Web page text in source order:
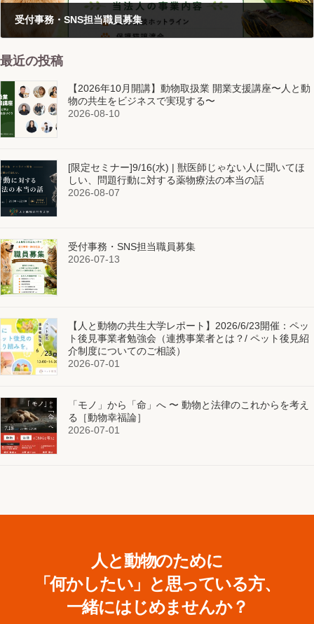
受付事務・SNS担当職員募集
2026-07-13
最近の投稿
【2026年10月開講】動物取扱業 開業支援講座〜人と動
物の共生をビジネスで実現する〜
2026-08-10
[限定セミナー]9/16(水) | 獣医師じゃない人に聞いてほ
しい、問題行動に対する薬物療法の本当の話
2026-08-07
受付事務・SNS担当職員募集
2026-07-13
【人と動物の共生大学レポート】2026/6/23開催：ペッ
ト後見事業者勉強会（連携事業者とは？/ ペット後見紹
介制度についてのご相談）
2026-07-01
「モノ」から「命」へ 〜 動物と法律のこれからを考え
る［動物幸福論］
2026-07-01
人と動物のために
「何かしたい」と思っている方、
一緒にはじめませんか？